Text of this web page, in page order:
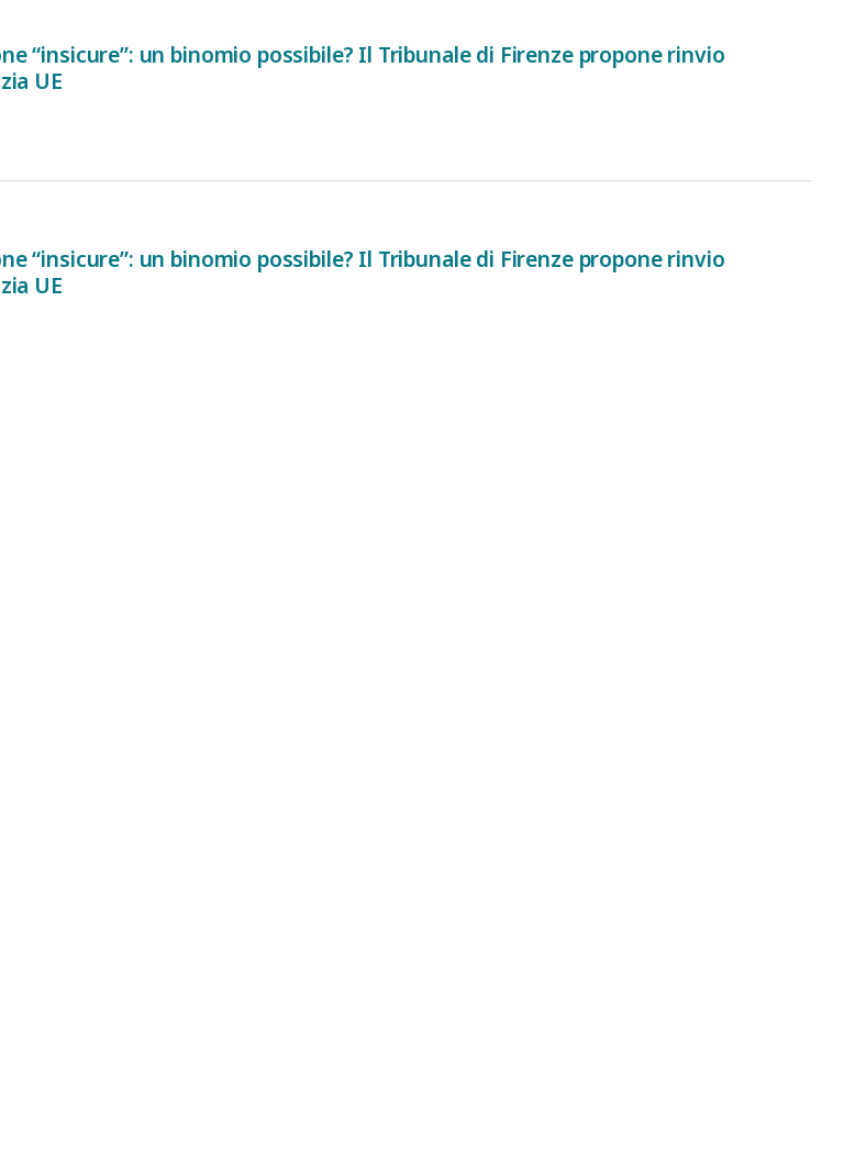
“insicure”: un binomio possibile? Il Tribunale di Firenze propone rinvio
UE
“insicure”: un binomio possibile? Il Tribunale di Firenze propone rinvio
UE